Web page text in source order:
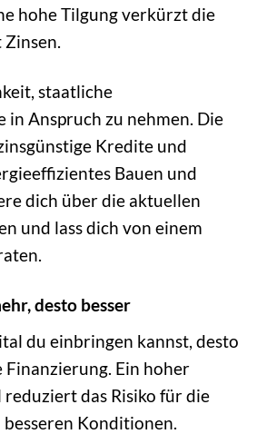
hohe Tilgung verkürzt die
staatliche
in Anspruch zu nehmen. Die
Kredite und
Bauen und
dich über die aktuellen
und lass dich von einem
desto besser
du einbringen kannst, desto
Ein hoher
das Risiko für die
Konditionen.